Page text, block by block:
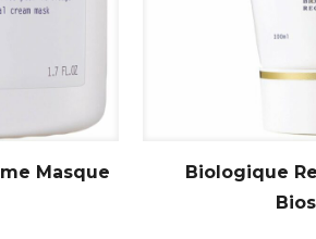
Masque
Biologique